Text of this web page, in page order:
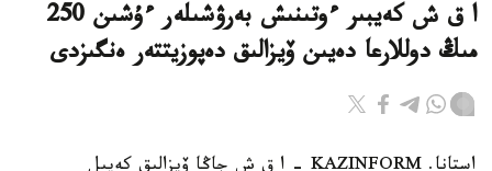
ا ق ش كەيبىر ءوتىنىش بەرۋشىلەر ءۇشىن 250
مىڭ دوللارعا دەيىن ۆيزالىق دەپوزيتتەر ەنگىزدى